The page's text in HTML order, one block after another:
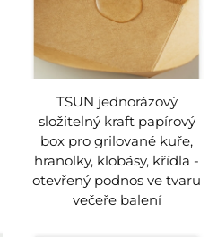
TSUN jednorázový
složitelný kraft papírový
box pro grilované kuře,
hranolky, klobásy, křídla -
otevřený podnos ve tvaru
večeře balení